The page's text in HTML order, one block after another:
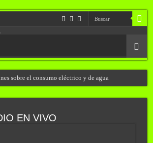
sobre el consumo eléctrico y de agua
EN VIVO